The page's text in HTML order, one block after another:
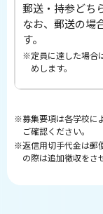
郵送・持参どち
なお、郵送の場
す。
定員に達した場合
めします。
募集要項は各学校に
ご確認ください。
返信用切手代金は郵
の際は追加徴収をさ